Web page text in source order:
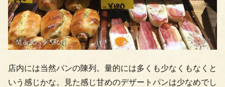
店内には当然パンの陳列。量的には多くも少なくもなくと
いう感じかな。見た感じ甘めのデザートパンは少なめでし